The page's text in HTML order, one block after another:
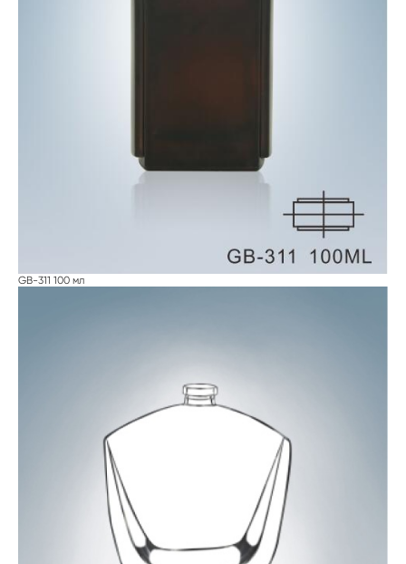
GB-311 100 мл